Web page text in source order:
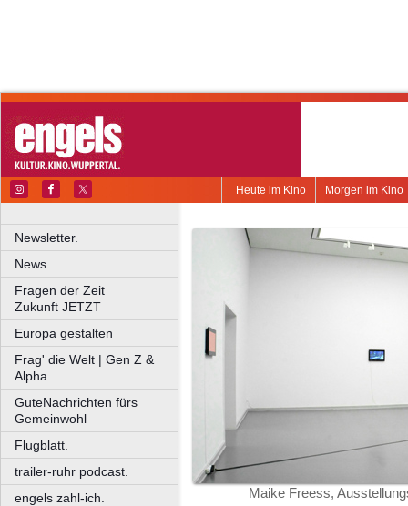
Morgen im Kino
Heute im Kino
Newsletter.
News.
Fragen der Zeit
Zukunft JETZT
Europa gestalten
Frag' die Welt | Gen Z &
Alpha
GuteNachrichten fürs
Gemeinwohl
Flugblatt.
trailer-ruhr podcast.
engels zahl-ich.
Maike Freess,